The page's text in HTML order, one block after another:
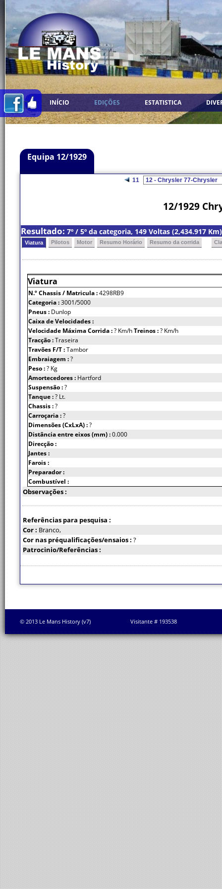
INÍCIO EDIÇÕES ESTATISTICA
Equipa 12/1929
11
12/1929
Resultado: 7º / 5º da categoria, 149 Voltas (2,434.917
Viatura Pilotos Motor Resumo Horário Resumo da corrida
Viatura
N.º Chassis/ Matricula :4298RB9
Categoria :3001/5000
Pneus : Dunlop
Caixa de Velocidades :
Velocidade Máxima Corrida :? Km/hTreinos :? Km/h
Tracção :Traseira
Travões F/T :Tambor
Embraiagem :?
Peso :? Kg
Amortecedores : Hartford
Suspensão :?
Tanque :? Lt.
Chassis :?
Carroçaria :?
Dimensões (CxLxA) :?
Distância entre eixos (mm) :0.000
Direcção :
Jantes :
Farois :
Preparador :
Combustível :
Observações :
Referências para pesquisa :
Cor : Branco,
Cor nas préqualificações/ensaios : ?
Patrocinio/Referências :
© 2013 Le Mans History (v7) Visitante # 193538